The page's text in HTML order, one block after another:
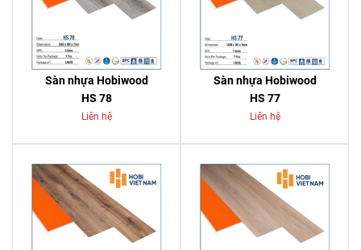
Sàn nhựa Hobiwood
HS 78
Liên hệ
Sàn nhựa Hobiwood
HS 77
Liên hệ